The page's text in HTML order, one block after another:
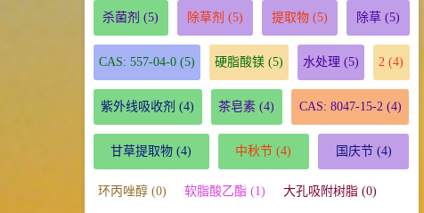
杀菌剂 (5) 除草剂 (5) 提取物(5) 除草(5)
CAS: 557-04-0(5) 硬脂酸镁(5) 水处理 (5) 2 (4)
紫外线吸收剂 (4) 茶皂素 (4) CAS: 8047-15-2 (4)
甘草提取物 (4) 中秋节 (4) 国庆节(4)
环丙唑醇 (0) 软脂酸乙酯 (1) 大孔吸附树脂 (0)